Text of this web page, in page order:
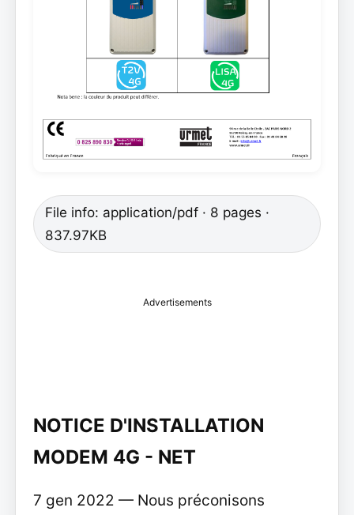
File info: application/pdf · 8 pages ·
837.97KB
Advertisements
NOTICE D'INSTALLATION
MODEM 4G - NET
7 gen 2022 — Nous préconisons